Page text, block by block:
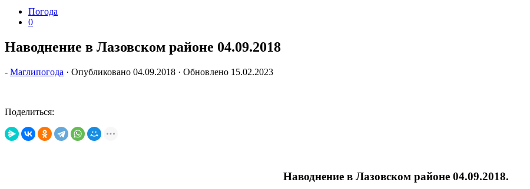
Погода
0
Наводнение в Лазовском районе 04.09.2018
- Маглипогода · Опубликовано 04.09.2018 · Обновлено 15.02.2023
Поделиться:
Наводнение в Лазовском районе 04.09.2018.